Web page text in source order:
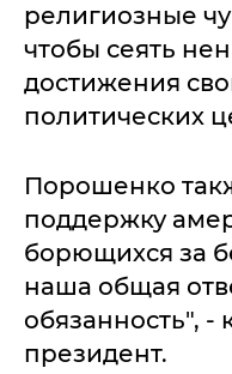
религиозные
чтобы сеять
достижения
политических
Порошенко
поддержку
борющихся за
наша общая
обязанность", -
президент.